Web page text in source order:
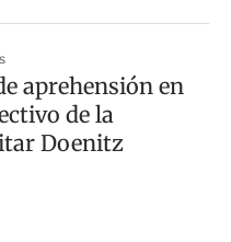
aprehensión en
de la
Doenitz